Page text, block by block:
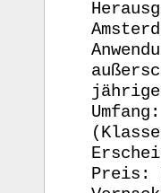
Preis: